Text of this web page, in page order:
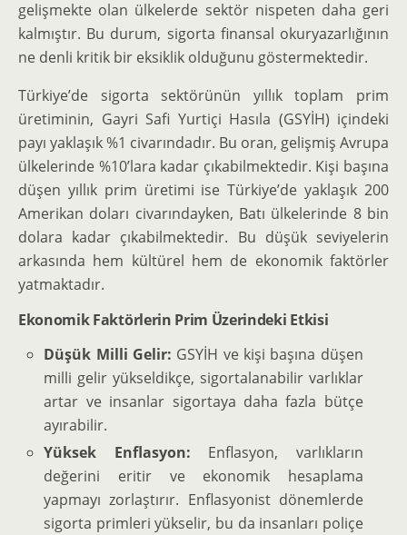
gelişmekte olan ülkelerde sektör nispeten daha geri
kalmıştır. Bu durum, sigorta finansal okuryazarlığının
ne denli kritik bir eksiklik olduğunu göstermektedir.
Türkiye’de sigorta sektörünün yıllık toplam prim
üretiminin, Gayri Safi Yurtiçi Hasıla (GSYİH) içindeki
payı yaklaşık %1 civarındadır. Bu oran, gelişmiş Avrupa
ülkelerinde %10’lara kadar çıkabilmektedir. Kişi başına
düşen yıllık prim üretimi ise Türkiye’de yaklaşık 200
Amerikan doları civarındayken, Batı ülkelerinde 8 bin
dolara kadar çıkabilmektedir. Bu düşük seviyelerin
arkasında hem kültürel hem de ekonomik faktörler
yatmaktadır.
Ekonomik Faktörlerin Prim Üzerindeki Etkisi
Düşük Milli Gelir: GSYİH ve kişi başına düşen
milli gelir yükseldikçe, sigortalanabilir varlıklar
artar ve insanlar sigortaya daha fazla bütçe
ayırabilir.
Yüksek Enflasyon: Enflasyon, varlıkların
değerini eritir ve ekonomik hesaplama
yapmayı zorlaştırır. Enflasyonist dönemlerde
sigorta primleri yükselir, bu da insanları poliçe